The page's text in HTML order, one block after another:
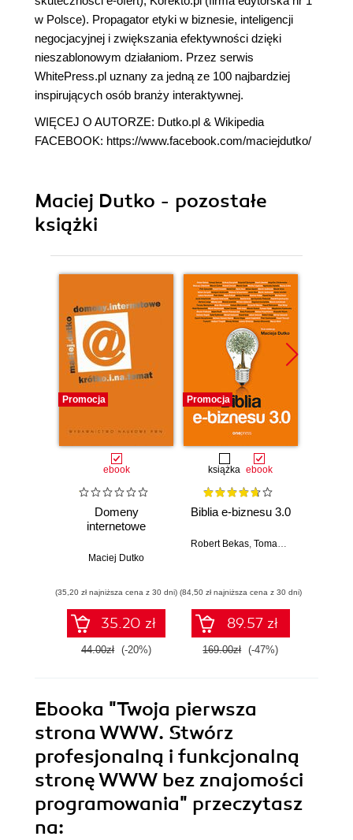
w Polsce). Propagator etyki w biznesie, inteligencji
negocjacyjnej i zwiększania efektywności dzięki
nieszablonowym działaniom. Przez serwis
WhitePress.pl uznany za jedną ze 100 najbardziej
inspirujących osób branży interaktywnej.
WIĘCEJ O AUTORZE: Dutko.pl & Wikipedia
FACEBOOK: https://www.facebook.com/maciejdutko/
Maciej Dutko - pozostałe
książki
Promocja
ebook
Domeny
internetowe
Maciej Dutko
(35,20 zł najniższa cena z 30 dni)
35.20 zł
44.00zł (-20%)
Promocja
książka ebook
Biblia e-biznesu 3.0
Robert Bekas, Tomasz Burcon
(84,50 zł najniższa cena z 30 dni)
89.57 zł
169.00zł (-47%)
Ebooka "Twoja pierwsza
strona WWW. Stwórz
profesjonalną i funkcjonalną
stronę WWW bez znajomości
programowania" przeczytasz
na: